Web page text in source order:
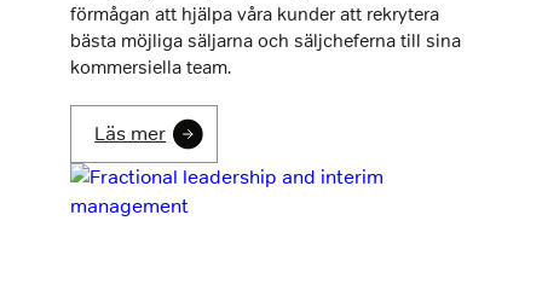
förmågan att hjälpa våra kunder att rekrytera
bästa möjliga säljarna och säljcheferna till sina
kommersiella team.
Läs mer